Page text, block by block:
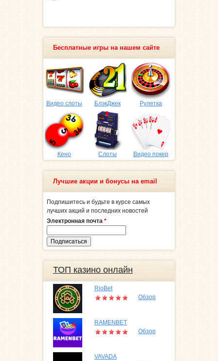
Бесплатные игры на нашем сайте
Видео слоты БлэкДжек Рулетка
Кено Слоты Видео покер
Лучшие акции и бонусы на email
Подпишитесь и будьте в курсе самых
лучших акций и последних новостей
Электронная почта *
ТОП казино онлайн
RioBet
Обзор
RAMENBET
Обзор
VAVADA